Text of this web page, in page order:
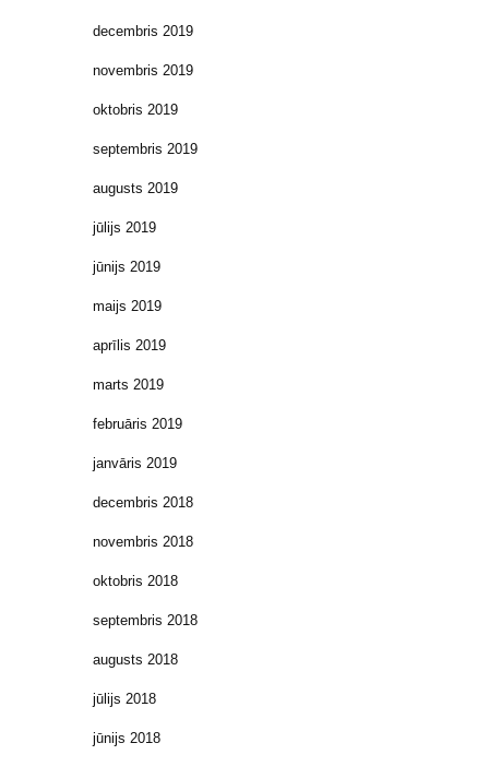
decembris 2019
novembris 2019
oktobris 2019
septembris 2019
augusts 2019
jūlijs 2019
jūnijs 2019
maijs 2019
aprīlis 2019
marts 2019
februāris 2019
janvāris 2019
decembris 2018
novembris 2018
oktobris 2018
septembris 2018
augusts 2018
jūlijs 2018
jūnijs 2018